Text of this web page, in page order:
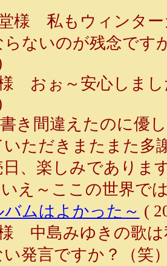
様 私もウィンター
らないのが残念です
おぉ～安心しまし
き間違えたのに優
ただきまたまた多
日、楽しみでありま
え～ここの世界
バムはよかった～ (
中島みゆきの歌
い発言ですか？（笑